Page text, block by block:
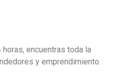
encuentras toda la
y emprendimiento.